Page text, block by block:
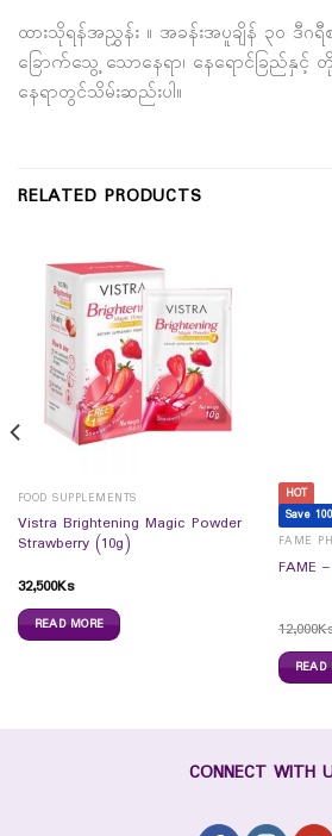
ထားသိုရန်အညွှန်း ။ အခန်းအပူချိန် ၃၀ ဒီ
ခြောက်သွေ့ သောနေရာ၊ နေရောင်ခြည်
နေရာတွင်သိမ်းဆည်းပါ။
RELATED PRODUCTS
FOOD SUPPLEMENTS
Vistra Brightening Magic Powder
Strawberry (10g)
32,500Ks
READ MORE
HOT
Save
FAME
FAME
12,000
READ
CONNECT WITH